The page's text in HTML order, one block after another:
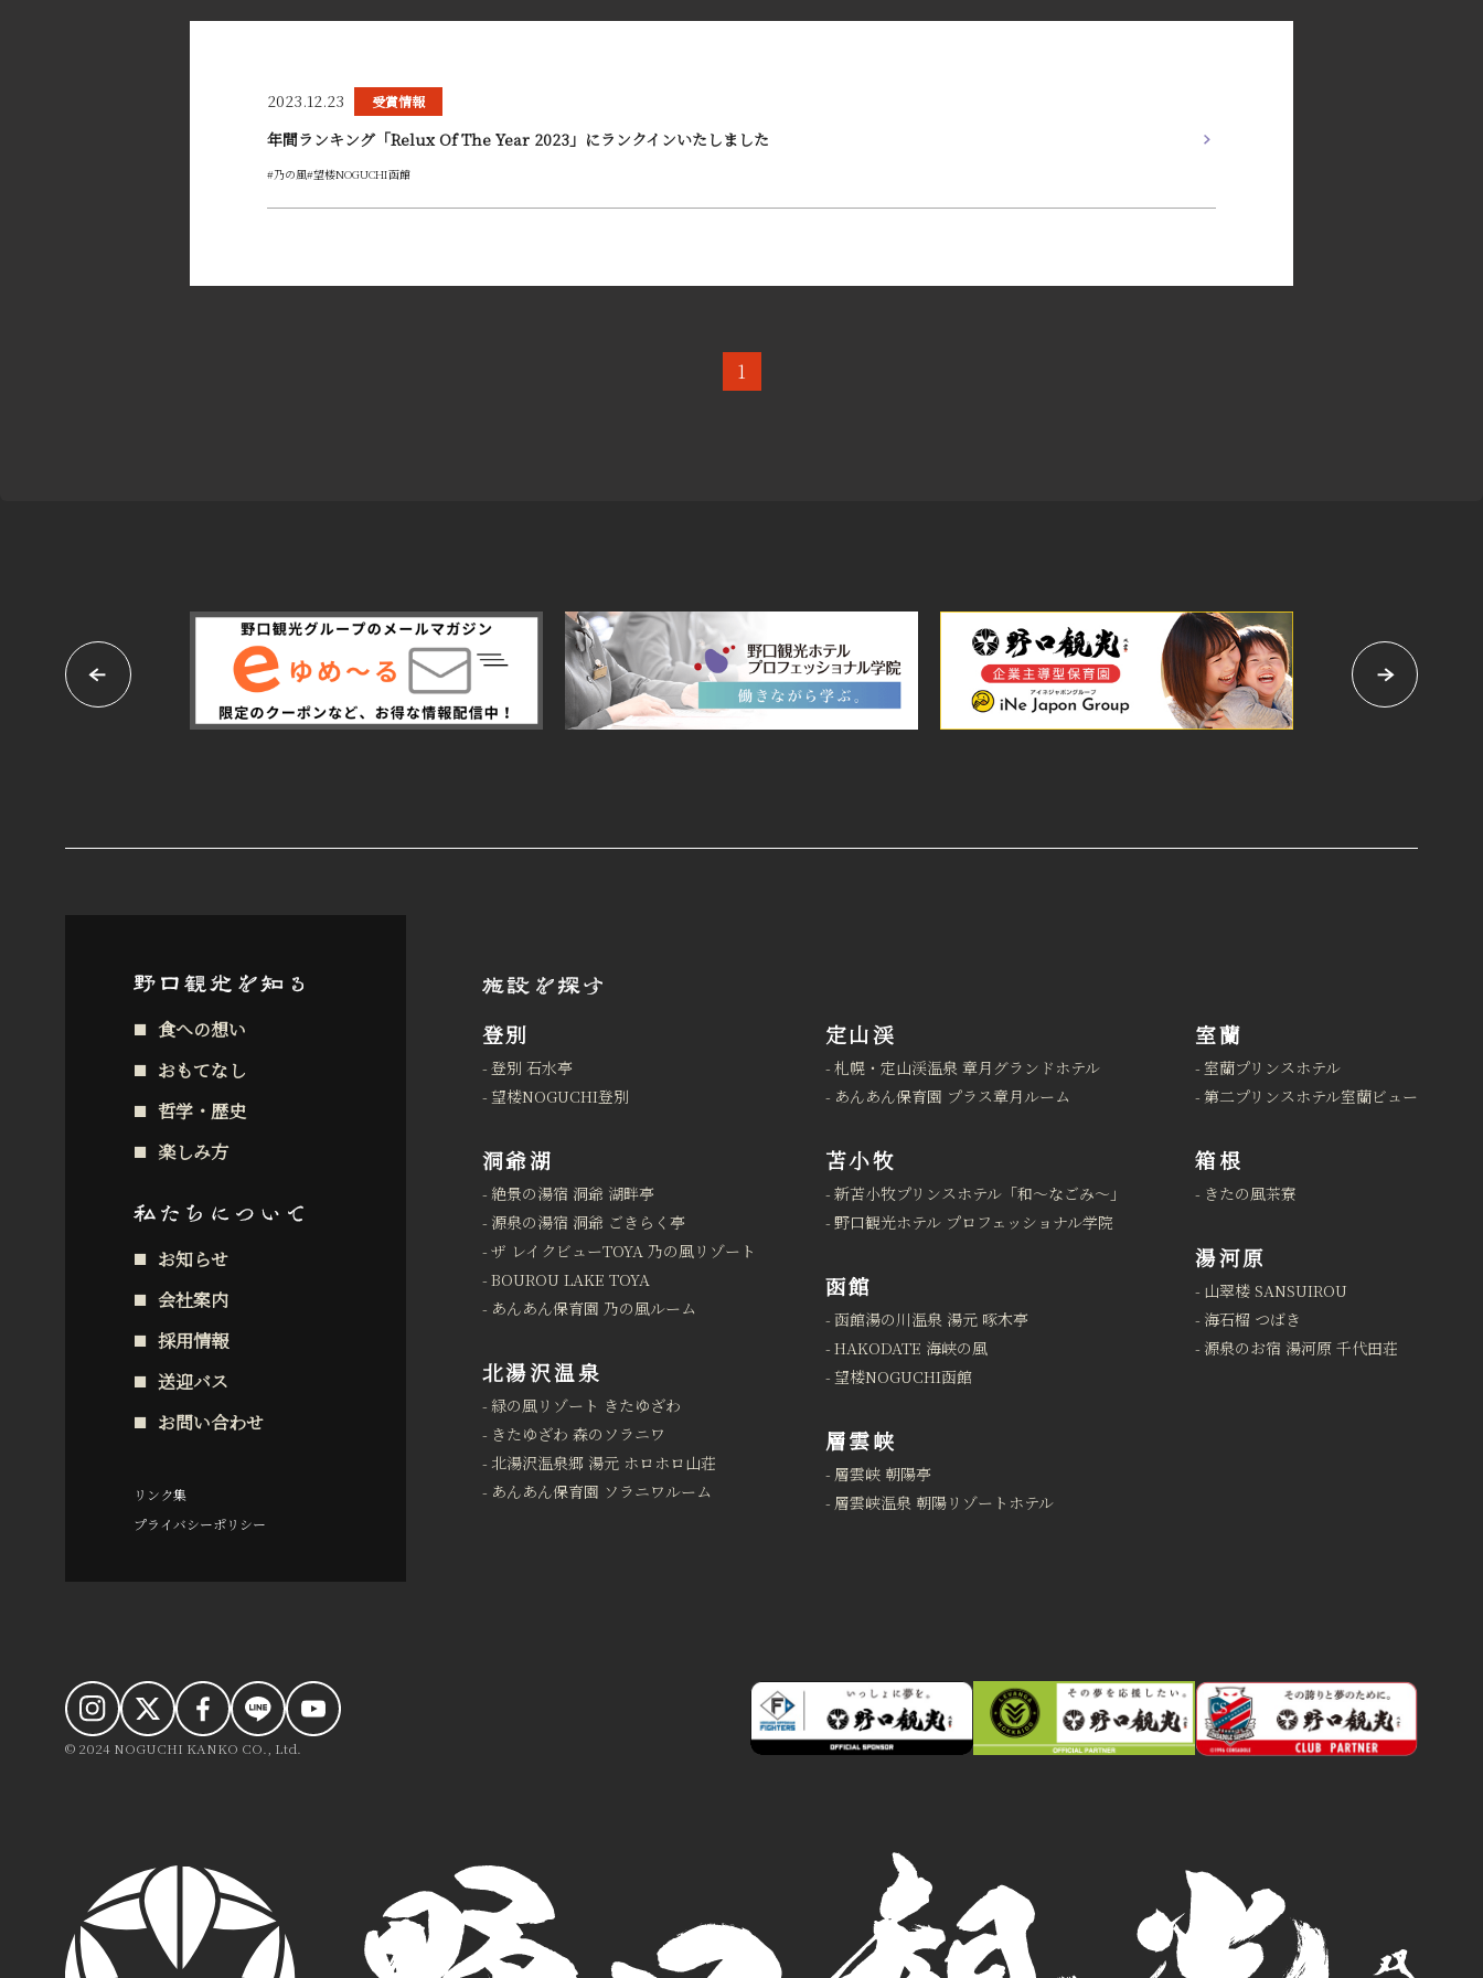
2023.12.23 受賞情報
年間ランキング「Relux Of The Year 2023」にランクインいたしました
#乃の風#望楼NOGUCHI函館
1
食への想い
おもてなし
哲学・歴史
楽しみ方
お知らせ
会社案内
採用情報
送迎バス
お問い合わせ
リンク集
プライバシーポリシー
登別
登別 石水亭
望楼NOGUCHI登別
洞爺湖
絶景の湯宿 洞爺 湖畔亭
源泉の湯宿 洞爺 ごきらく亭
ザ レイクビューTOYA 乃の風リゾート
BOUROU LAKE TOYA
あんあん保育園 乃の風ルーム
北湯沢温泉
緑の風リゾート きたゆざわ
きたゆざわ 森のソラニワ
北湯沢温泉郷 湯元 ホロホロ山荘
あんあん保育園 ソラニワルーム
定山渓
札幌・定山渓温泉 章月グランドホテル
あんあん保育園 プラス章月ルーム
苫小牧
新苫小牧プリンスホテル「和～なごみ～」
野口観光ホテル プロフェッショナル学院
函館
函館湯の川温泉 湯元 啄木亭
HAKODATE 海峡の風
望楼NOGUCHI函館
層雲峡
層雲峡 朝陽亭
層雲峡温泉 朝陽リゾートホテル
室蘭
室蘭プリンスホテル
第二プリンスホテル室蘭ビュー
箱根
きたの風茶寮
湯河原
山翠楼 SANSUIROU
海石榴 つばき
源泉のお宿 湯河原 千代田荘
© 2024 NOGUCHI KANKO CO., Ltd.